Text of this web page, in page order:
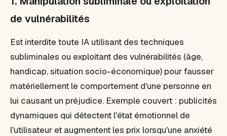
de vulnérabilités
Est interdite toute IA utilisant des techniques
subliminales ou exploitant des vulnérabilités (âge,
handicap, situation socio-économique) pour fausser
matériellement le comportement d'une personne en
lui causant un préjudice. Exemple couvert : publicités
dynamiques qui détectent l'état émotionnel de
l'utilisateur et augmentent les prix lorsqu'une anxiété